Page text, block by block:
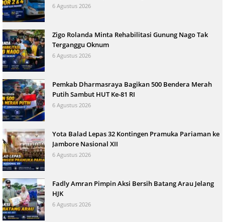
6 Agustus 2026
Zigo Rolanda Minta Rehabilitasi Gunung Nago Tak
Terganggu Oknum
6 Agustus 2026
Pemkab Dharmasraya Bagikan 500 Bendera Merah
Putih Sambut HUT Ke-81 RI
6 Agustus 2026
Yota Balad Lepas 32 Kontingen Pramuka Pariaman ke
Jambore Nasional XII
6 Agustus 2026
Fadly Amran Pimpin Aksi Bersih Batang Arau Jelang
HJK
6 Agustus 2026